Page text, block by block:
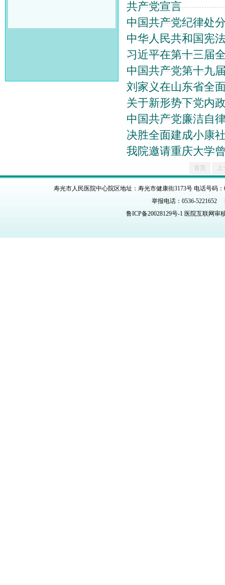
共产党宣言
中国共产党纪律处
中华人民共和国宪
习近平在第十三届
中国共产党第十九
刘家义在山东省全
关于新形势下党内
中国共产党廉洁自
决胜全面建成小康
我院邀请重庆大学
首页
寿光市人民医院中心院区地址：寿光市健康街3173号 电话号码
举报电话：0536-5221652
鲁ICP备20028129号-1 医院互联网审